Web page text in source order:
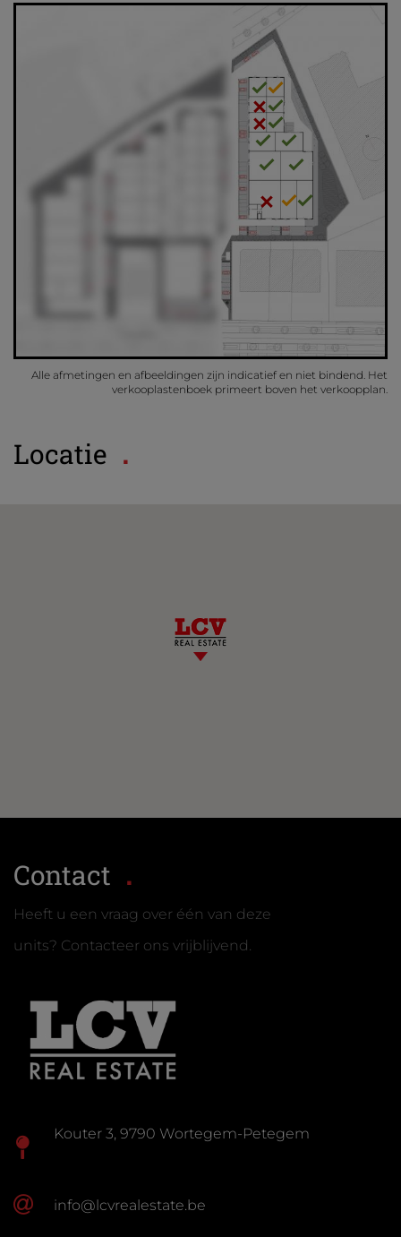
Alle afmetingen en afbeeldingen zijn indicatief en niet bindend. Het
verkooplastenboek primeert boven het verkoopplan.
Locatie
Contact
Heeft u een vraag over één van deze
units? Contacteer ons vrijblijvend.
Kouter 3, 9790 Wortegem-Petegem
info@lcvrealestate.be